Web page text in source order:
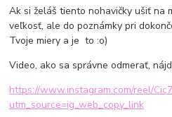
Ak si želáš tiento nohavičky ušiť na
veľkosť, ale do poznámky pri
Tvoje miery a je to :o)
Video, ako sa správne odmerať,
https://www.instagram.com/reel/
utm_source=ig_web_copy_link